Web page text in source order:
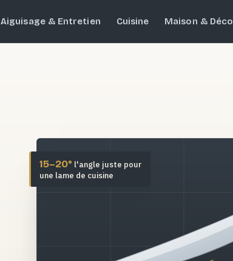
Aiguisage & Entretien Cuisine Maison & Déco
15–20° l'angle juste pour
une lame de cuisine